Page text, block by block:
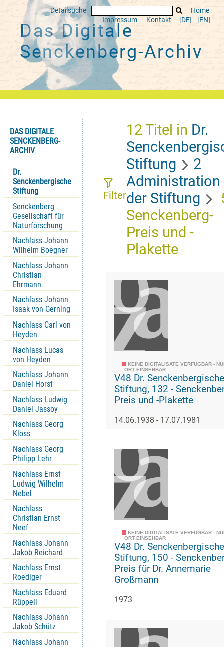
Detailsuche
Home
Impressum
Kontakt [DE] [EN]
Das Digitale
Senckenberg-Archiv
DAS DIGITALE
SENCKENBERG-
ARCHIV
Dr.
Senckenbergische
Stiftung
Senckenberg
Gesellschaft für
Naturforschung
Nachlass Johann
Wilhelm Boegner
Nachlass Johann
Christian
Ehrmann
Nachlass Johann
Isaak von Gerning
Nachlass Carl von
Heyden
Nachlass Lucas
von Heyden
Nachlass Johann
Daniel Horst
Nachlass Ludwig
Daniel Jassoy
Nachlass Georg
Kloss
Nachlass Georg
Philipp Lehr
Nachlass Ernst
Ludwig Wilhelm
Nebel
Nachlass
Christian Ernst
Neef
Nachlass Johann
Jakob Reichard
Nachlass Ernst
Roediger
Nachlass Eduard
Rüppell
Nachlass Johann
Jakob Schütz
Nachlass Johann
Filter
12Titel in Dr.
Stiftung
2
Administration
der Stiftung
Senckenberg-
Preis und -
Plakette
KEINE DIGITALISATE VERFÜGBAR -
ORT EINSEHBAR
V48 Dr. Senckenbergische
Stiftung, 132 - Senckenberg-
Preis und -Plakette
14.06.1938 - 17.07.1981
KEINE DIGITALISATE VERFÜGBAR -
ORT EINSEHBAR
V48 Dr. Senckenbergische
Stiftung, 150 - Senckenberg-
Preis für Dr. Annemarie
Großmann
1973